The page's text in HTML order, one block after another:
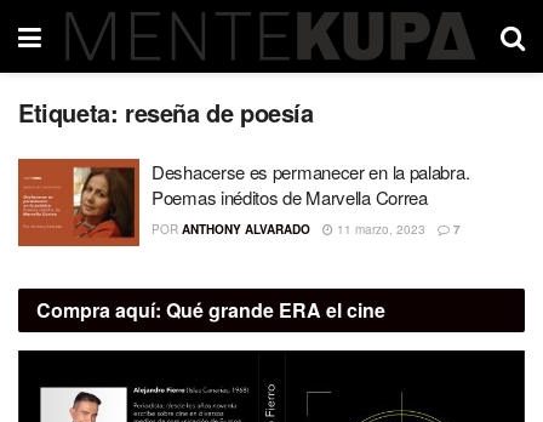
Etiqueta: reseña de poesía
Deshacerse es permanecer en la palabra.
Poemas inéditos de Marvella Correa
POR ANTHONY ALVARADO 11 marzo, 2023 7
Compra aquí: Qué grande ERA el cine